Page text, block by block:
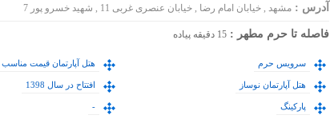
آدرس :مشهد , خیابان امام رضا , خیابان عنصری غربی 11 , شهید خسرو پور 7
فاصله تا حرم مطهر :15 دقیقه پیاده
سرویس حرم هتل آپارتمان قیمت مناسب
هتل آپارتمان نوساز افتتاح در سال 1398
پارکینگ -